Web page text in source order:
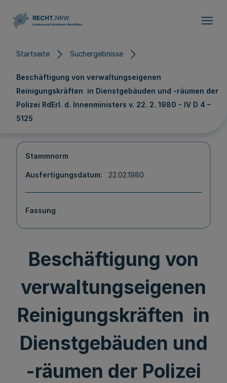
Startseite Suchergebnisse
Beschäftigung von verwaltungseigenen
Reinigungskräften in Dienstgebäuden und -räumen der
Polizei RdErl. d. Innenministers v. 22. 2. 1980 - IV D 4 –
5125
Stammnorm
Ausfertigungsdatum 22.02.1980
Fassung
Beschäftigung von
verwaltungseigenen
Reinigungskräften in
Dienstgebäuden und
-räumen der Polizei